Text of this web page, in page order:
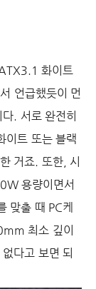
화이트
언급했듯이 먼
. 서로 완전히
이트 또는 블랙
거죠. 또한, 시
용량이면서
맞출 때 PC케
최소 깊이
다고 보면 되